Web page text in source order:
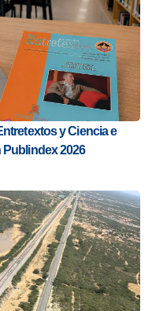
y Ciencia e
Publindex 2026